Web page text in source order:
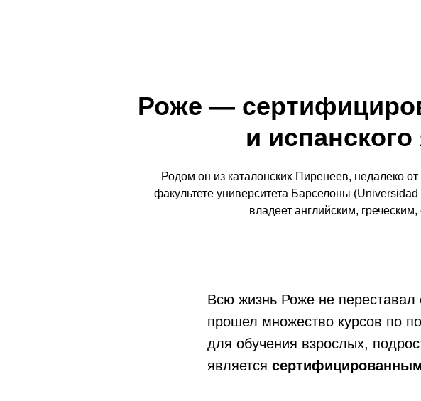
Роже —
и
Родом он из каталонских Пиренеев, недалеко
факультете университета Барселоны
владеет английским,
Всю жизнь Роже не
прошел множество курсов по
для обучения взрослых,
является